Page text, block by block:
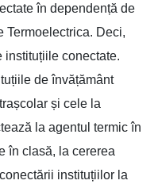
în dependență de
Termoelectrica. Deci,
instituțiile conectate.
de învățământ
și cele la
la agentul termic în
în clasă, la cererea
instituțiilor la